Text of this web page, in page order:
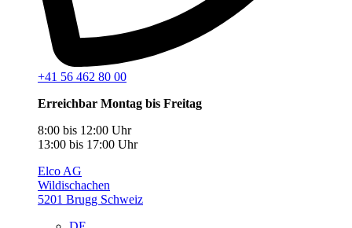
+41 56 462 80 00
Erreichbar Montag bis Freitag
8:00 bis 12:00 Uhr
13:00 bis 17:00 Uhr
Elco AG
Wildischachen
5201 Brugg Schweiz